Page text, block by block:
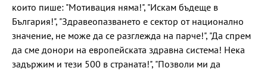
които пише: "Мотивация няма!", "Искам бъдеще в
България!", "Здравеопазването е сектор от национално
значение, не може да се разглежда на парче!", "Да спрем
да сме донори на европейската здравна система! Нека
задържим и тези 500 в страната!", "Позволи ми да